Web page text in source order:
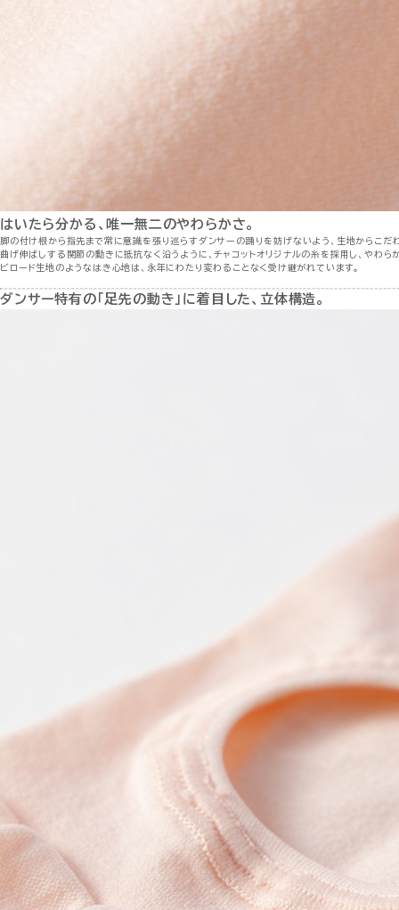
はいたら分かる、唯一無二のやわらかさ。
脚の付け根から指先まで常に意識を張り巡らすダンサーの踊りを妨げないよう、生地からこだ
曲げ伸ばしする関節の動きに抵抗なく沿うように、チャコットオリジナルの糸を採用し、やわら
ビロード生地のようなはき心地は、永年にわたり変わることなく受け継がれています。
ダンサー特有の「足先の動き」に着目した、立体構造。